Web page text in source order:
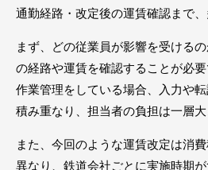
通勤経路・改定後の運賃確認まで、
まず、どの従業員が影響を受ける
の経路や運賃を確認することが必
作業管理をしている場合、入力や
積み重なり、担当者の負担は一層大
また、今回のような運賃改定は消
異なり、鉄道会社ごとに実施時期が